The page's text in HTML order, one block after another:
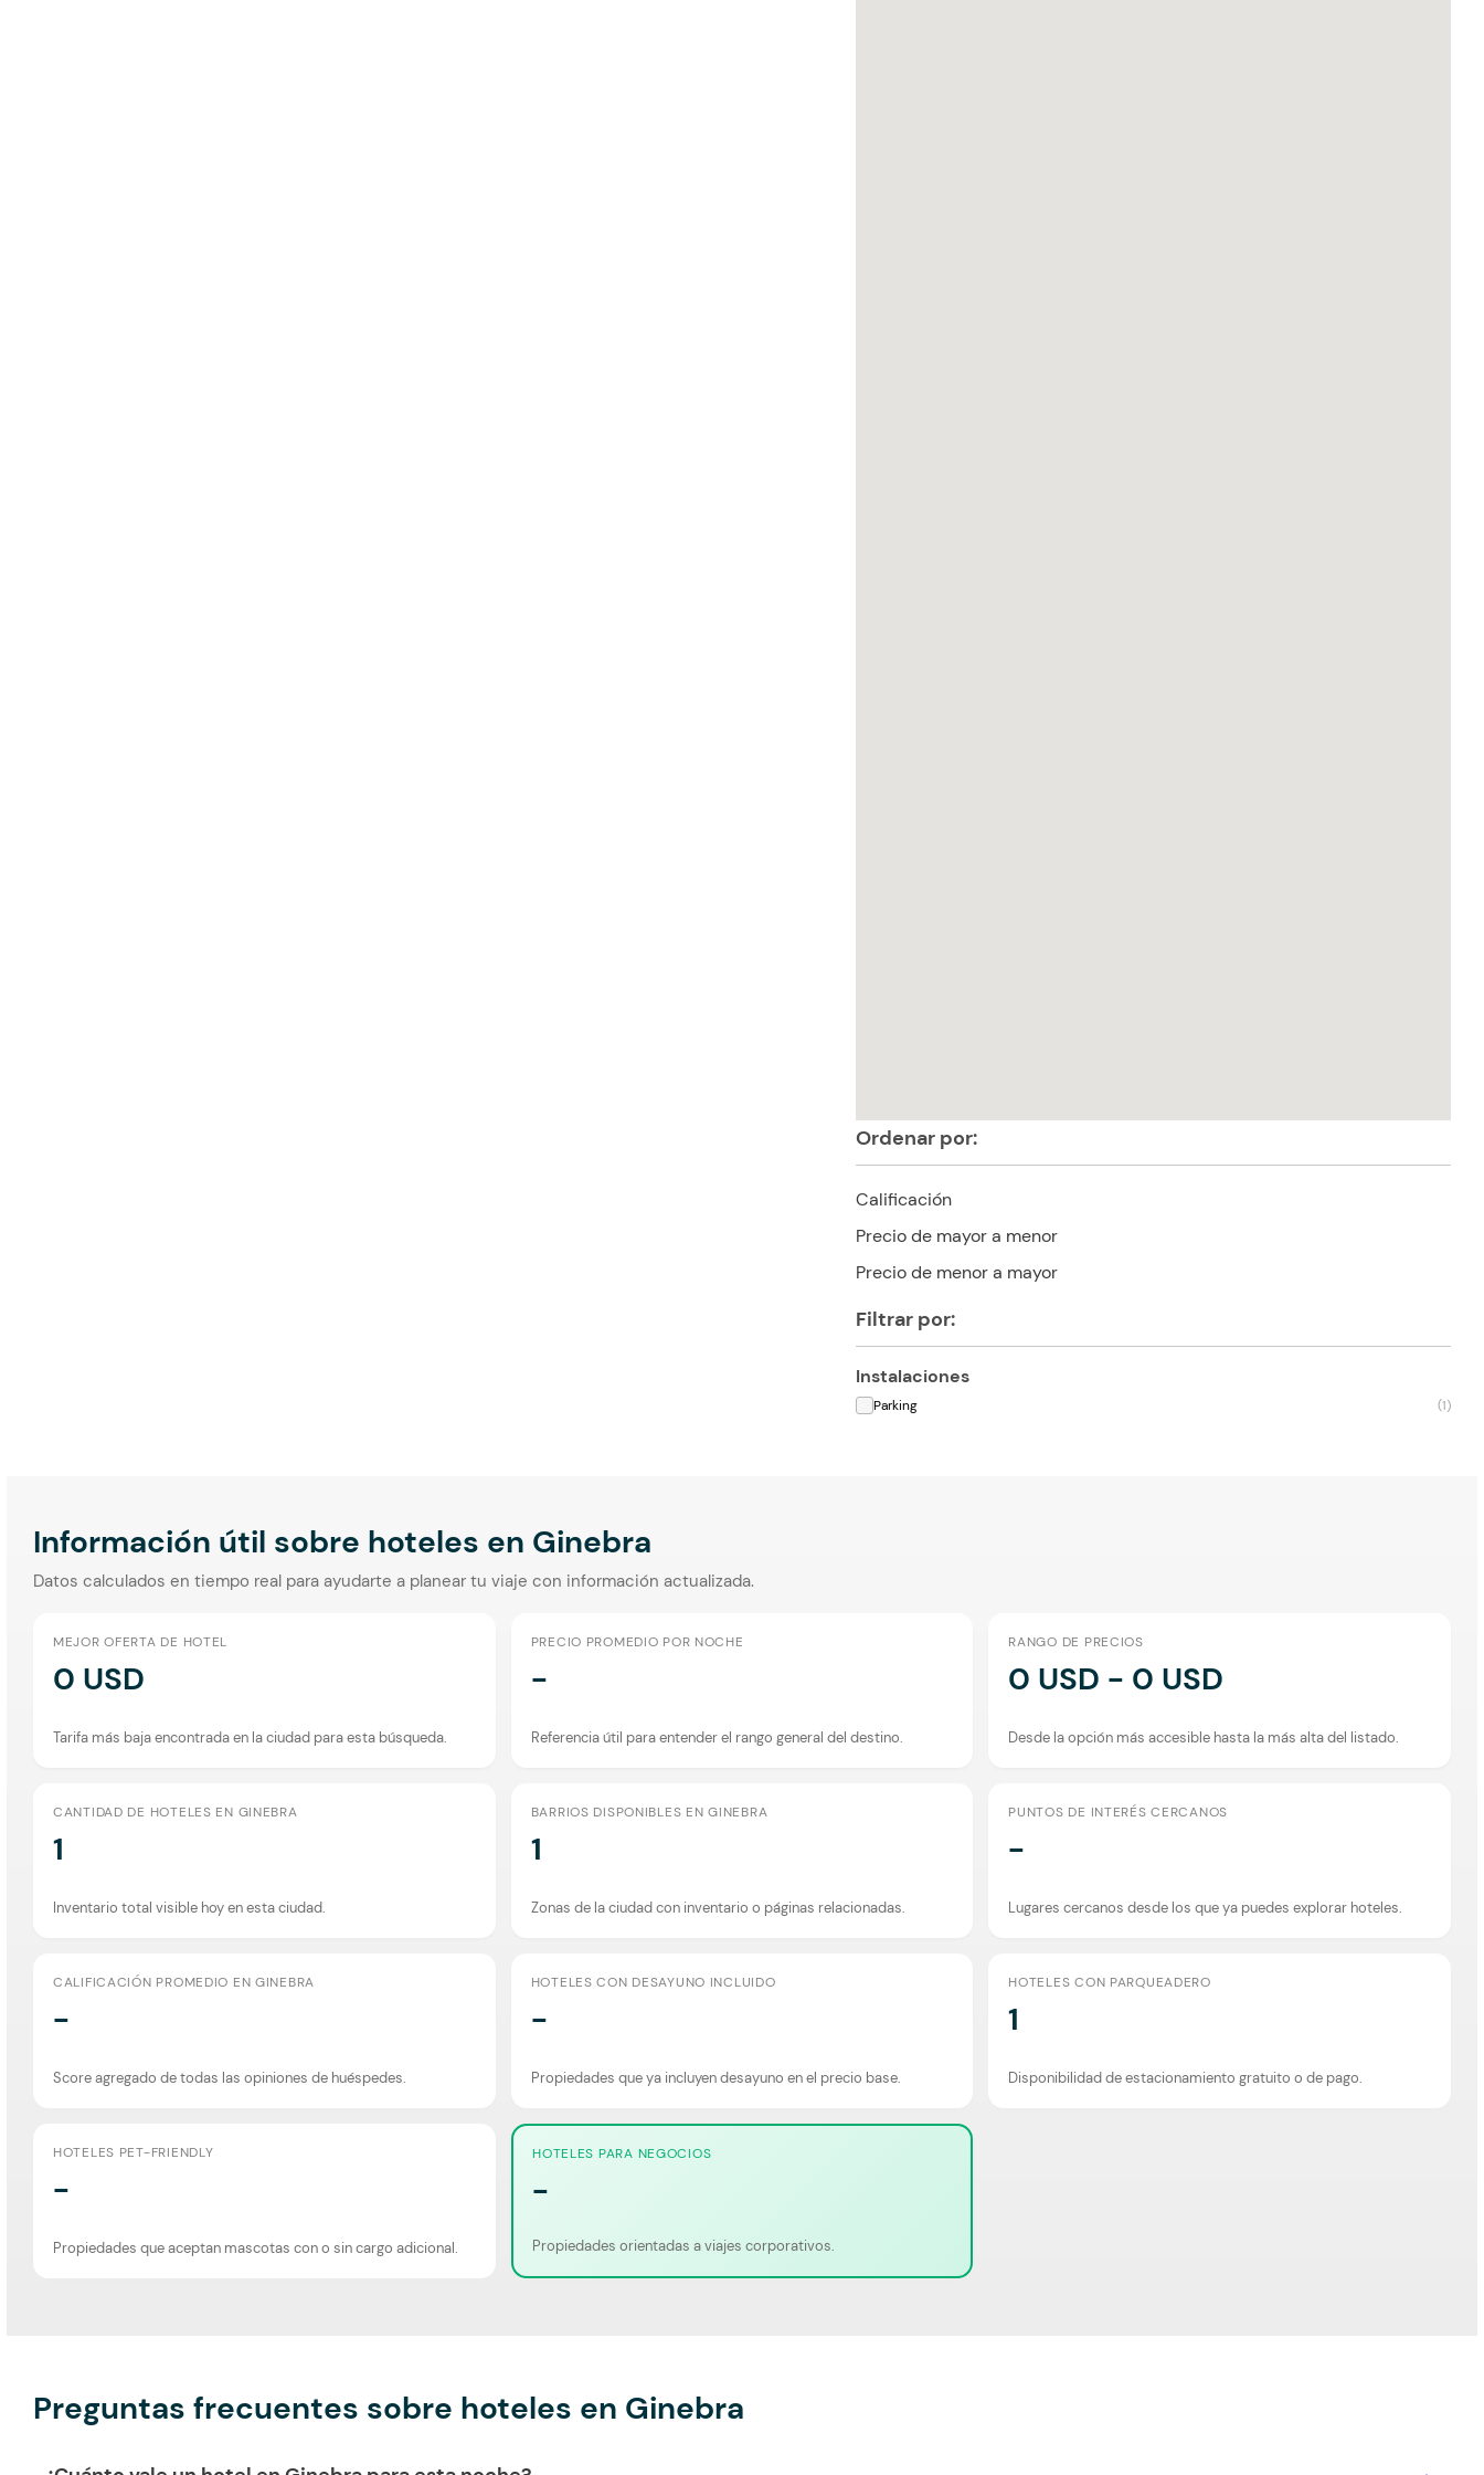
Ordenar por:
Calificación
Precio de mayor a menor
Precio de menor a mayor
Filtrar por:
Instalaciones
Parking (1)
Información útil sobre hoteles en Ginebra
Datos calculados en tiempo real para ayudarte a planear tu viaje con información actualizada.
MEJOR OFERTA DE HOTEL
0 USD
Tarifa más baja encontrada en la ciudad para esta búsqueda.
PRECIO PROMEDIO POR NOCHE
-
Referencia útil para entender el rango general del destino.
RANGO DE PRECIOS
0 USD - 0 USD
Desde la opción más accesible hasta la más alta del listado.
CANTIDAD DE HOTELES EN GINEBRA
1
Inventario total visible hoy en esta ciudad.
BARRIOS DISPONIBLES EN GINEBRA
1
Zonas de la ciudad con inventario o páginas relacionadas.
PUNTOS DE INTERÉS CERCANOS
-
Lugares cercanos desde los que ya puedes explorar hoteles.
CALIFICACIÓN PROMEDIO EN GINEBRA
-
Score agregado de todas las opiniones de huéspedes.
HOTELES CON DESAYUNO INCLUIDO
-
Propiedades que ya incluyen desayuno en el precio base.
HOTELES CON PARQUEADERO
1
Disponibilidad de estacionamiento gratuito o de pago.
HOTELES PET-FRIENDLY
-
Propiedades que aceptan mascotas con o sin cargo adicional.
HOTELES PARA NEGOCIOS
-
Propiedades orientadas a viajes corporativos.
Preguntas frecuentes sobre hoteles en Ginebra